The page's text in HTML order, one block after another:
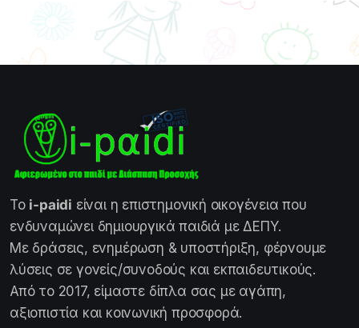
Το i-paidi είναι η επιστημονική οικογένεια που
ενδυναμώνει δημιουργικά παιδιά με ΔΕΠΥ.
Με δράσεις, ενημέρωση & υποστήριξη, φέρνουμε
λύσεις σε γονείς/συνοδούς και εκπαιδευτικούς.
Από το 2017, είμαστε δίπλα σας με αγάπη,
αξιοπιστία και κοινωνική προσφορά.